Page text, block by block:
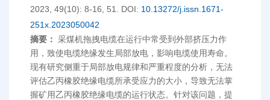
2023, 49(10): 8-16, 51.
DOI: 10.13272/j.issn.1671-
251x.2023050042
摘要： 采煤机拖拽电缆在运行中常受到外部挤压力作
用，致使电缆绝缘发生局部放电，影响电缆使用寿命。
现有研究侧重于局部放电规律和严重程度的分析，无法
评估乙丙橡胶绝缘电缆所承受应力的大小，导致无法掌
握矿用乙丙橡胶绝缘电缆的运行状态。针对该问题，提